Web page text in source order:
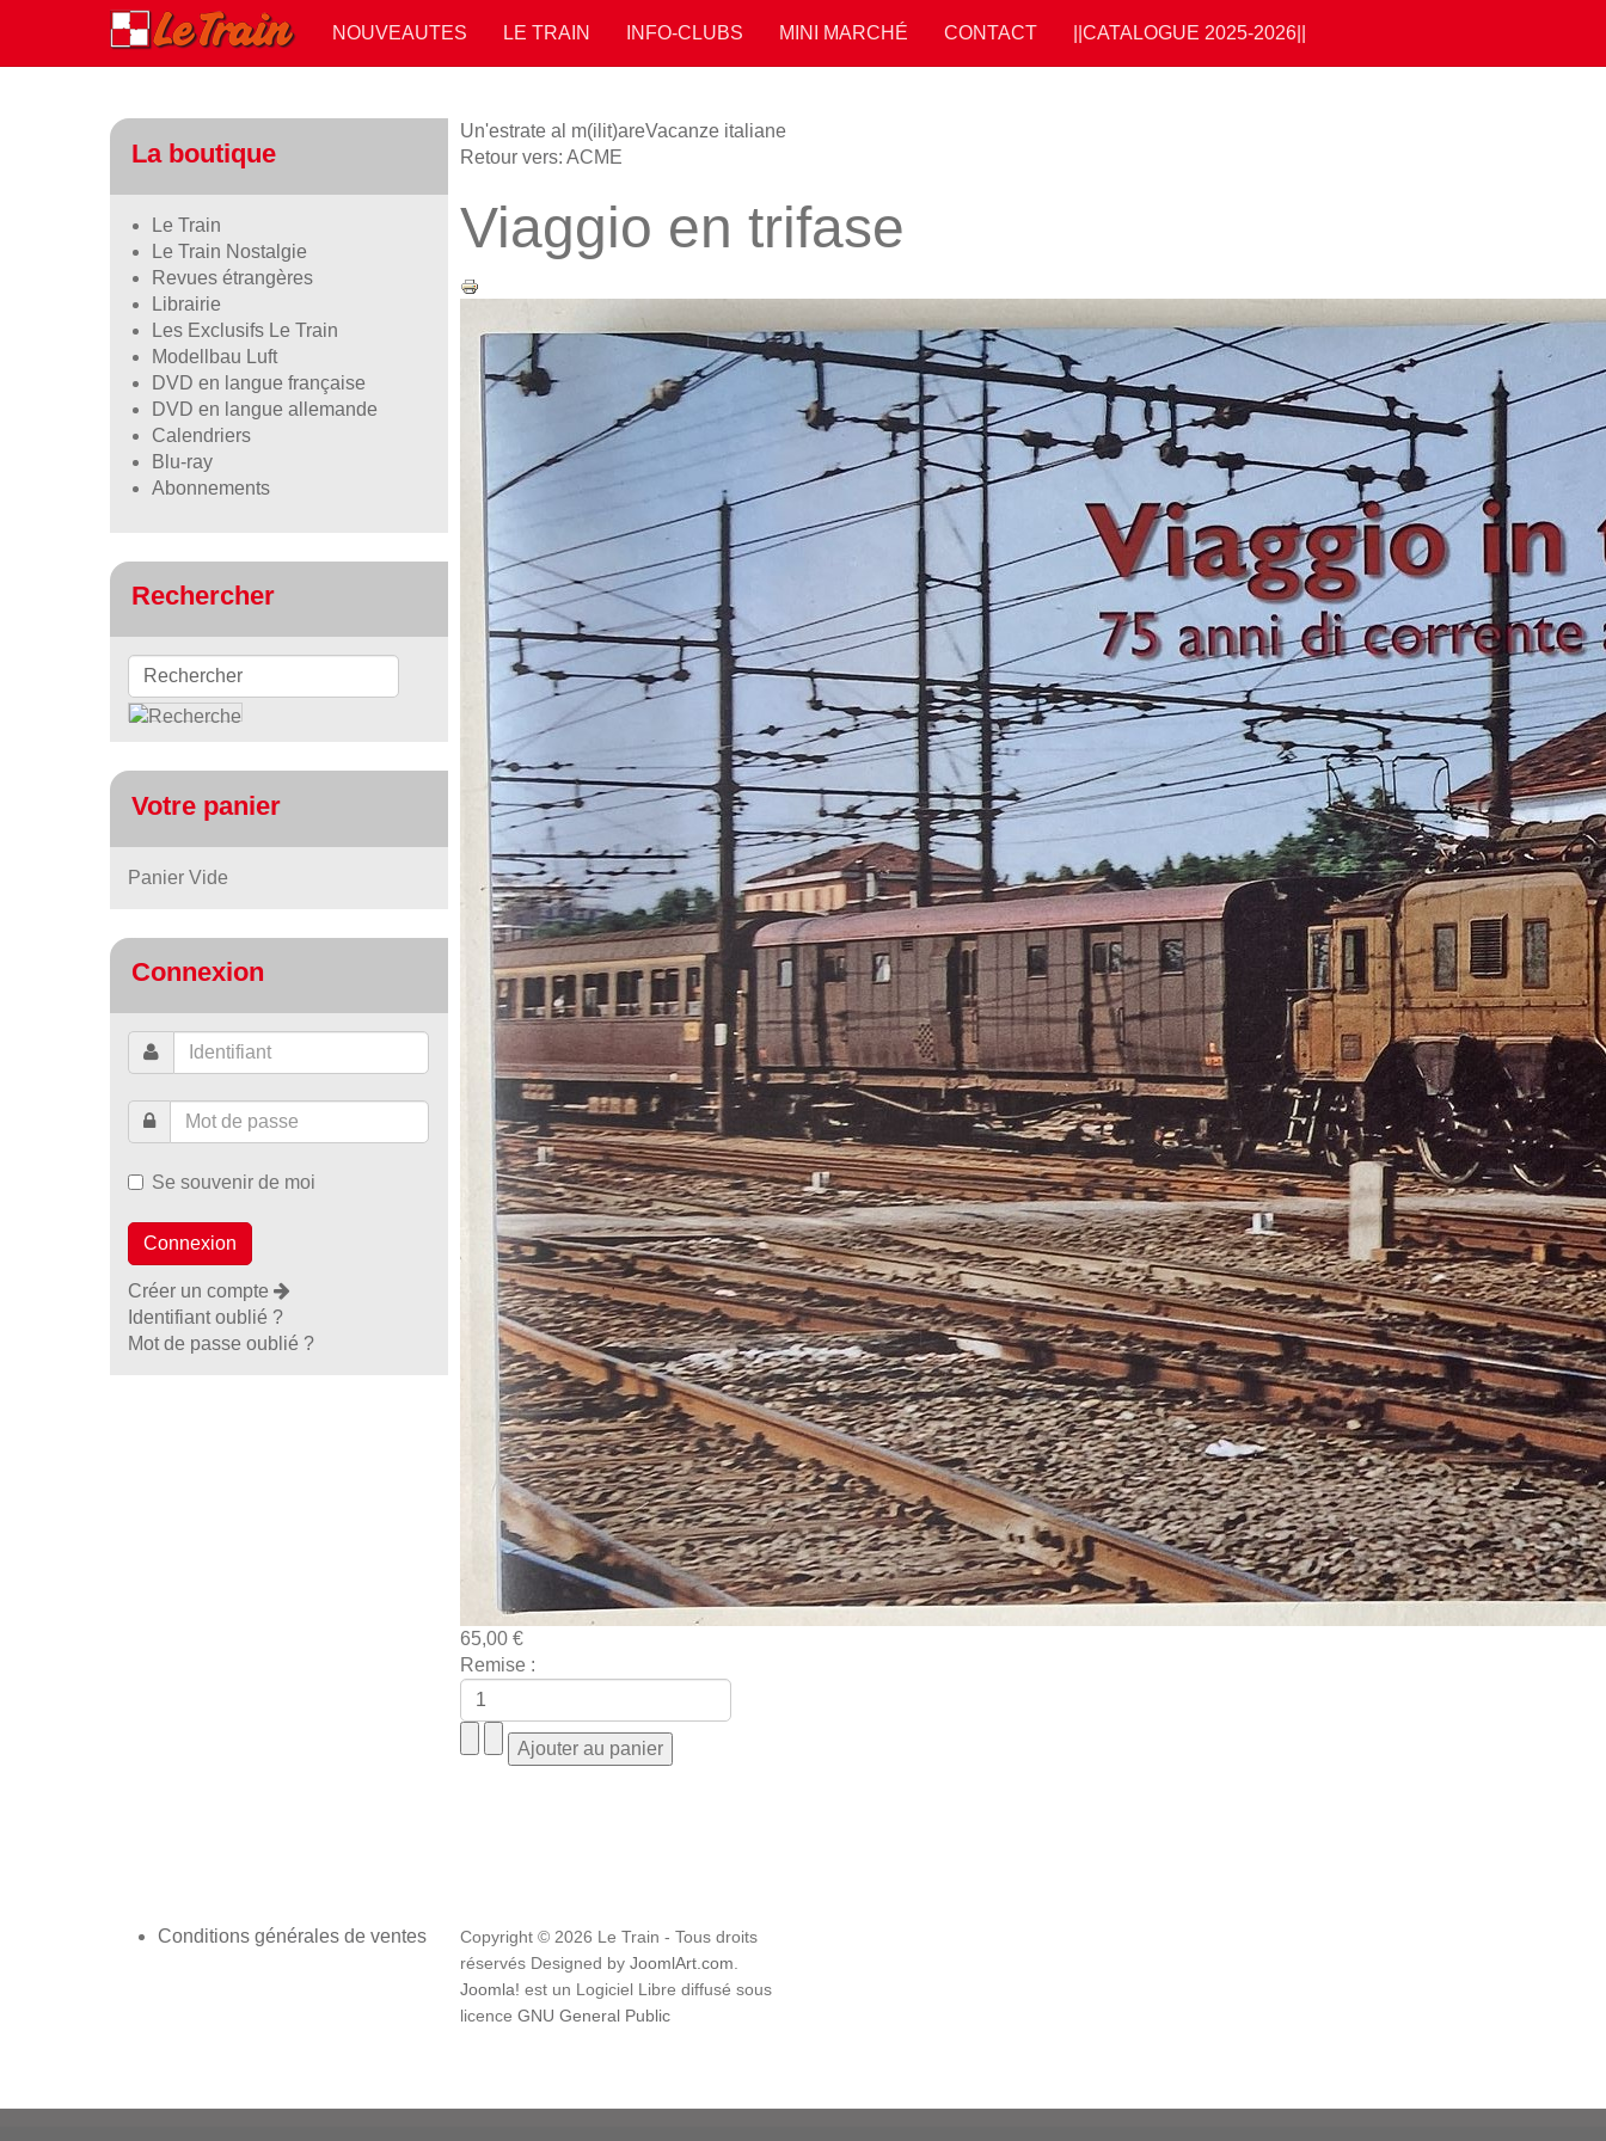
NOUVEAUTES LE TRAIN INFO-CLUBS MINI MARCHÉ CONTACT ||CATALOGUE 2025-2026||
Un'estrate al m(ilit)areVacanze italiane
Retour vers: ACME
Viaggio en trifase
65,00 €
Remise :
La boutique
Le Train
Le Train Nostalgie
Revues étrangères
Librairie
Les Exclusifs Le Train
Modellbau Luft
DVD en langue française
DVD en langue allemande
Calendriers
Blu-ray
Abonnements
Rechercher
Votre panier
Panier Vide
Connexion
Se souvenir de moi
Créer un compte
Identifiant oublié ?
Mot de passe oublié ?
Conditions générales de ventes
Copyright © 2026 Le Train - Tous droits
réservés Designed by JoomlArt.com.
Joomla! est un Logiciel Libre diffusé sous
licence GNU General Public